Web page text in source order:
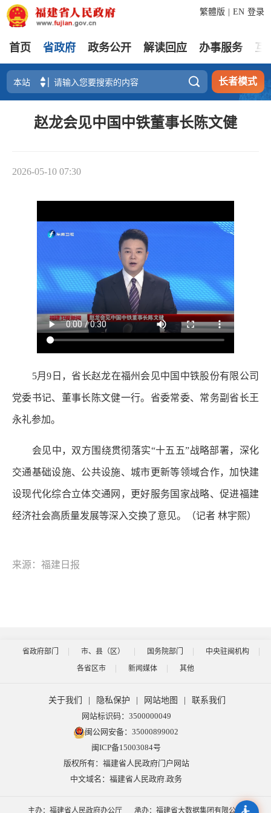
登录
繁體版 EN
首页 省政府 政务公开 解读回应 办事服务 互
 长者模式
赵龙会见中国中铁董事长陈文健
2026-05-10 07:30
5月9日，省长赵龙在福州会见中国中铁股份有限公司
党委书记、董事长陈文健一行。省委常委、常务副省长王
永礼参加。
会见中，双方围绕贯彻落实“十五五”战略部署，深化
交通基础设施、公共设施、城市更新等领域合作，加快建
设现代化综合立体交通网，更好服务国家战略、促进福建
经济社会高质量发展等深入交换了意见。（记者 林宇熙）
来源：福建日报
省政府部门 市、县（区） 国务院部门
中央驻闽机构
各省区市
新闻媒体 其他
关于我们 隐私保护 网站地图
联系我们
网站标识码：3500000049
闽公网安备：35000899002
闽ICP备15003084号
版权所有：福建省人民政府门户网站
中文域名：福建省人民政府.政务
主办：福建省人民政府办公厅 承办：福建省大数据集团有限公司